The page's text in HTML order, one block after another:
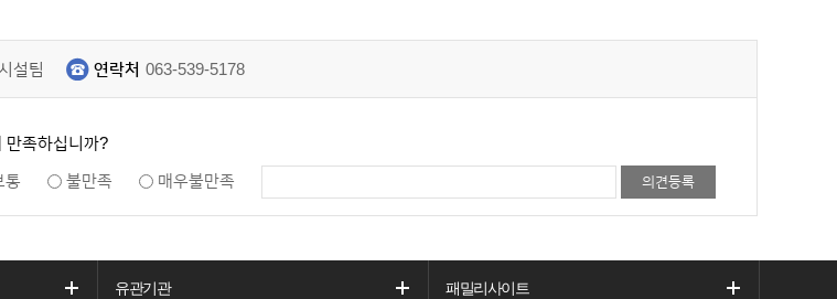
설팀 연락처 063-539-5178
만족하십니까?
통 불만족 매우불만족
유관기관 패밀리사이트